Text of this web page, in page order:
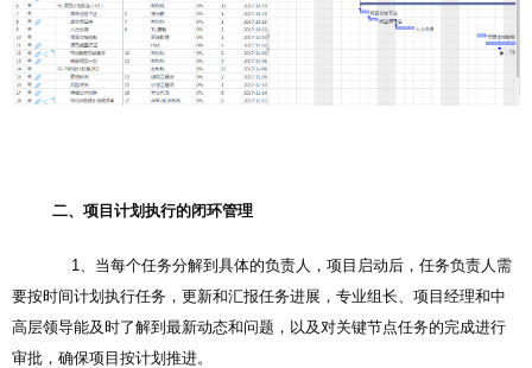
二、项目计划执行的闭环管理
1、当每个任务分解到具体的负责人，项目启动后，任务负责人需
要按时间计划执行任务，更新和汇报任务进展，专业组长、项目经理和中
高层领导能及时了解到最新动态和问题，以及对关键节点任务的完成进行
审批，确保项目按计划推进。